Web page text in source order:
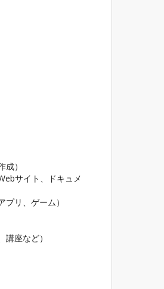
）
サイト、ドキュメ
プリ、ゲーム）
講座など）